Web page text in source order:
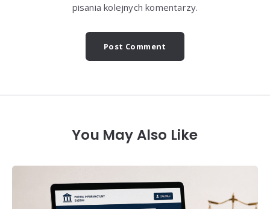
pisania kolejnych komentarzy.
You May Also Like